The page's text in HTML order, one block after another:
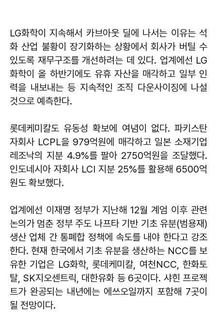
LG화학이 지속해서 카브아웃 딜에 나서는 이유는 석
화 산업 불황이 장기화하는 상황에서 회사가 버틸 수
있도록 재무구조를 개선하려는 데 있다. 업계에선 LG
화학이 올 하반기에도 유휴 자산을 매각하고 일부 인
력을 내보내는 등 지속적인 조직 다운사이징에 나설
것으로 예측한다.
롯데케미칼도 유동성 확보에 여념이 없다. 파키스탄
자회사 LCPL을 979억원에 매각하고 일본 소재기업
레조낙의 지분 4.9%를 팔아 2750억원을 조달했다.
인도네시아 자회사 LCI 지분 25%를 활용해 6500억
원도 확보했다.
업계에선 이재명 정부가 지난해 12월 계엄 이후 관련
논의가 멈춘 정부 주도 나프타 기반 기초 유분(범용재)
생산 업체 간 통폐합 정책에 속도를 내야 한다고 강조
한다. 현재 한국에서 기초 유분을 생산하는 NCC를 보
유한 기업은 LG화학, 롯데케미칼, 여천NCC, 한화토
탈, SK지오센트릭, 대한유화 등 6곳이다. 샤힌 프로젝
트가 완공되는 내년에는 에쓰오일까지 포함해 7곳이
될 전망이다.